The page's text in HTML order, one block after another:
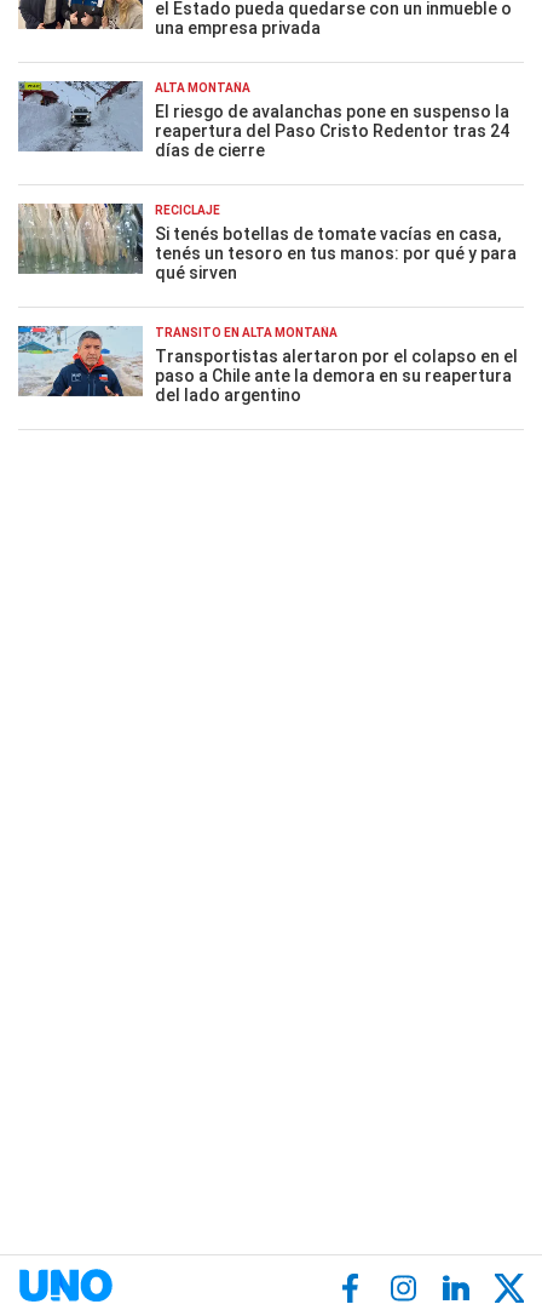
el Estado pueda quedarse con un inmueble o
una empresa privada
ALTA MONTAÑA
El riesgo de avalanchas pone en suspenso la
reapertura del Paso Cristo Redentor tras 24
días de cierre
RECICLAJE
Si tenés botellas de tomate vacías en casa,
tenés un tesoro en tus manos: por qué y para
qué sirven
TRÁNSITO EN ALTA MONTAÑA
Transportistas alertaron por el colapso en el
paso a Chile ante la demora en su reapertura
del lado argentino